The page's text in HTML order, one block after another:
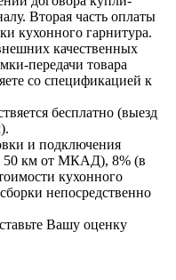
Вторая часть оплаты
кухонного гарнитура.
качественных
передачи товара
со спецификацией к
бесплатно (выезд
и подключения
50 км от МКАД), 8% (в
кухонного
непосредственно
Вашу оценку